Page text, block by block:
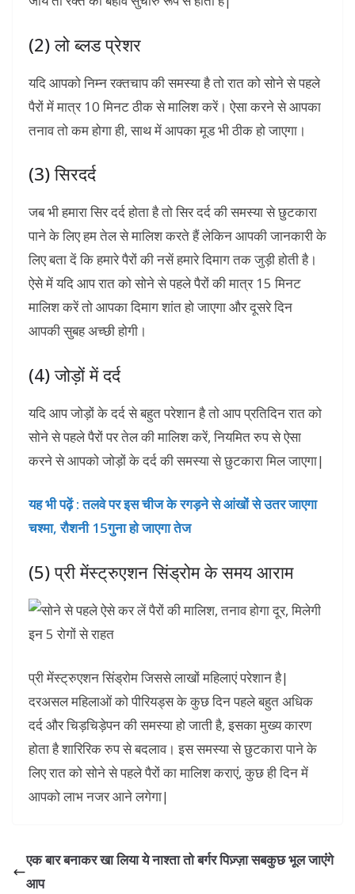
(2) लो ब्लड प्रेशर
यदि आपको निम्न रक्तचाप की समस्या है तो रात को सोने से पहले
पैरों में मात्र 10 मिनट ठीक से मालिश करें। ऐसा करने से आपका
तनाव तो कम होगा ही, साथ में आपका मूड भी ठीक हो जाएगा।
(3) सिरदर्द
जब भी हमारा सिर दर्द होता है तो सिर दर्द की समस्या से छुटकारा
पाने के लिए हम तेल से मालिश करते हैं लेकिन आपकी जानकारी के
लिए बता दें कि हमारे पैरों की नसें हमारे दिमाग तक जुड़ी होती है।
ऐसे में यदि आप रात को सोने से पहले पैरों की मात्र 15 मिनट
मालिश करें तो आपका दिमाग शांत हो जाएगा और दूसरे दिन
आपकी सुबह अच्छी होगी।
(4) जोड़ों में दर्द
यदि आप जोड़ों के दर्द से बहुत परेशान है तो आप प्रतिदिन रात को
सोने से पहले पैरों पर तेल की मालिश करें, नियमित रुप से ऐसा
करने से आपको जोड़ों के दर्द की समस्या से छुटकारा मिल जाएगा|
यह भी पढ़ें :तलवे पर इस चीज के रगड़ने से आंखों से उतर जाएगा
चश्‍मा, रौशनी 15गुना हो जाएगा तेज
(5) प्री मेंस्ट्रुएशन सिंड्रोम के समय आराम
प्री मेंस्ट्रुएशन सिंड्रोम जिससे लाखों महिलाएं परेशान है|
दरअसल महिलाओं को पीरियड्स के कुछ दिन पहले बहुत अधिक
दर्द और चिड़चिड़ेपन की समस्या हो जाती है, इसका मुख्य कारण
होता है शारिरिक रुप से बदलाव। इस समस्या से छुटकारा पाने के
लिए रात को सोने से पहले पैरों का मालिश कराएं, कुछ ही दिन में
आपको लाभ नजर आने लगेगा|
एक बार बनाकर खा लिया ये नाश्ता तो बर्गर पिज़्ज़ा सबकुछ भूल जाएंंगे
आप